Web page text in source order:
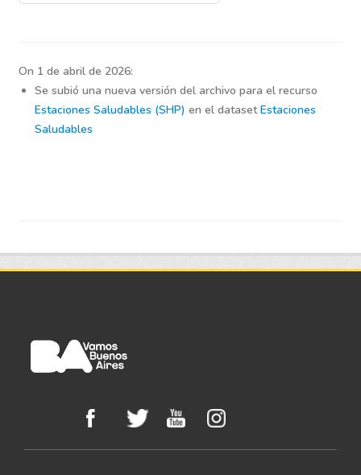
On 1 de abril de 2026:
Se subió una nueva versión del archivo para el recurso
Estaciones Saludables (SHP) en el datasetEstaciones
Saludables